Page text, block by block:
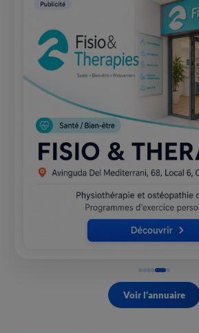
Voir l'annuaire